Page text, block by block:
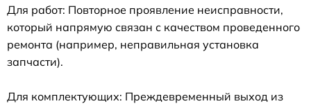
Для работ: Повторное проявление неисправности,
который напрямую связан с качеством проведенного
ремонта (например, неправильная установка
запчасти).
Для комплектующих: Преждевременный выход из